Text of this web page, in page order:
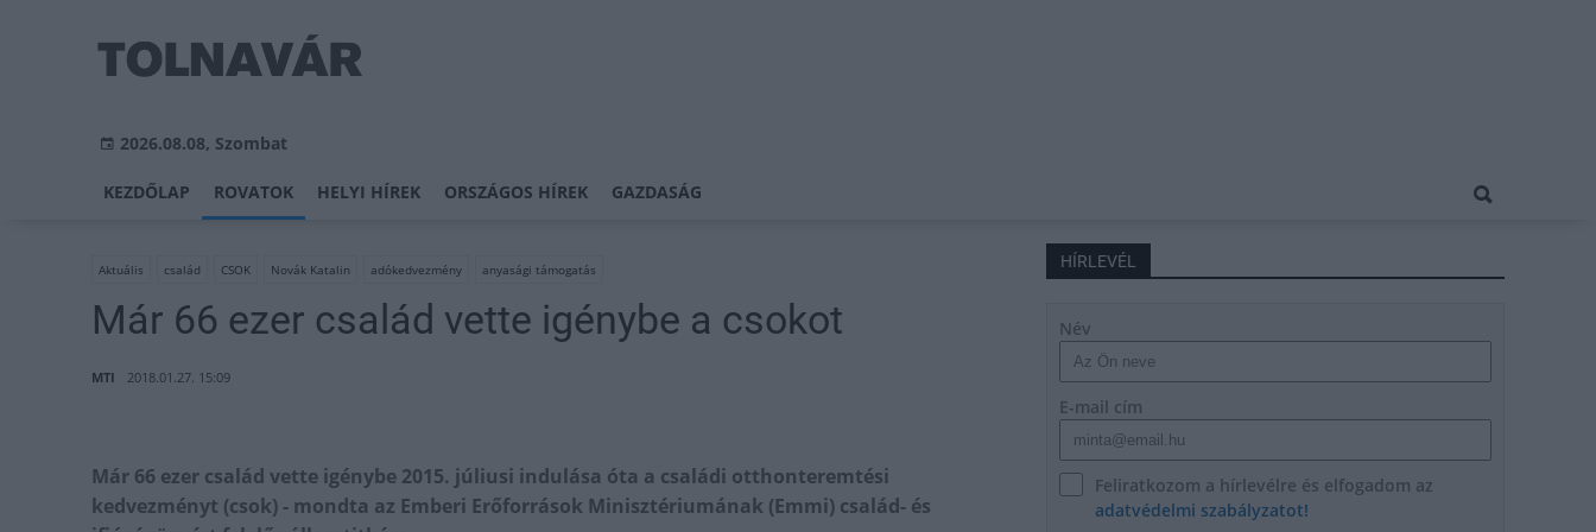
2026.08.08, Szombat
KEZDŐLAP ROVATOK HELYI HÍREK ORSZÁGOS HÍREK GAZDASÁG
Aktuális család CSOK Novák Katalin adókedvezmény anyasági támogatás
Már 66 ezer család vette igénybe a csokot
MTI 2018.01.27. 15:09
Már 66 ezer család vette igénybe 2015. júliusi indulása óta a családi otthonteremtési
kedvezményt (csok) - mondta az Emberi Erőforrások Minisztériumának (Emmi) család- és
HÍRLEVÉL
Név
E-mail cím
Feliratkozom a hírlevélre és elfogadom az
adatvédelmi szabályzatot!